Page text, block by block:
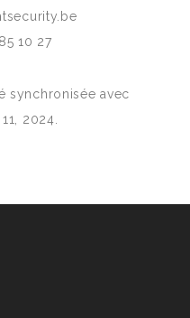
10 27
synchronisée avec
2024.